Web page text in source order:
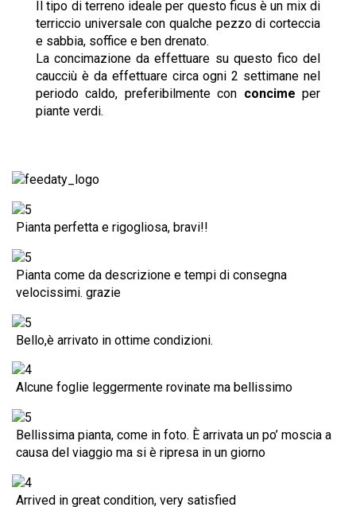
Il tipo di terreno ideale per questo ficus è un mix di
terriccio universale con qualche pezzo di corteccia
e sabbia, soffice e ben drenato.
La concimazione da effettuare su questo fico del
caucciù è da effettuare circa ogni 2 settimane nel
periodo caldo, preferibilmente con concime per
piante verdi.
Pianta perfetta e rigogliosa, bravi!!
Pianta come da descrizione e tempi di consegna
velocissimi. grazie
Bello,è arrivato in ottime condizioni.
Alcune foglie leggermente rovinate ma bellissimo
Bellissima pianta, come in foto. È arrivata un po’ moscia a
causa del viaggio ma si è ripresa in un giorno
Arrived in great condition, very satisfied